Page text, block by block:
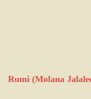
Rumi (Molana